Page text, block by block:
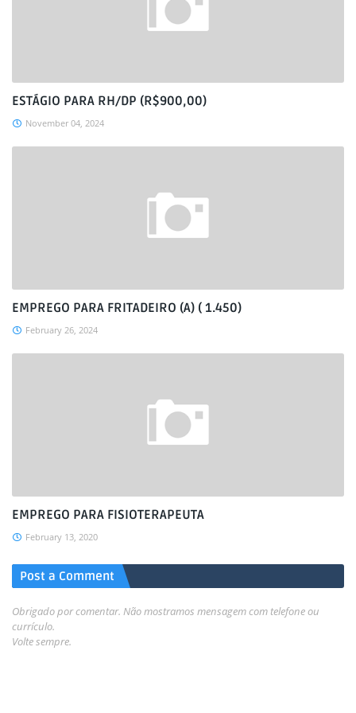
ESTÁGIO PARA RH/DP (R$900,00)
November 04, 2024
EMPREGO PARA FRITADEIRO (A) ( 1.450)
February 26, 2024
EMPREGO PARA FISIOTERAPEUTA
February 13, 2020
Post a Comment
Obrigado por comentar. Não mostramos mensagem com telefone ou
currículo.
Volte sempre.